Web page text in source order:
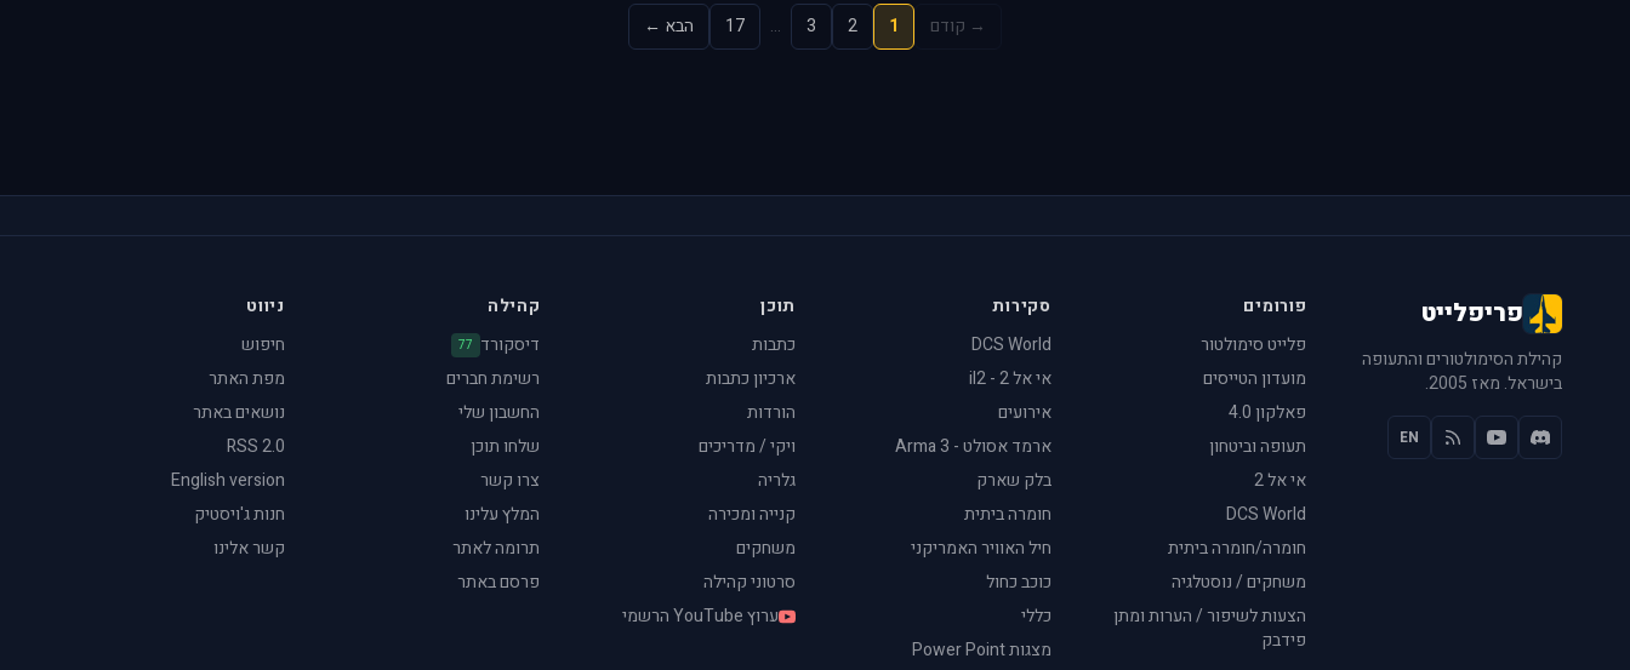
→ קודם 1
2
3
…
17 הבא ←
פריפלייט
קהילת הסימולטורים והתעופה
בישראל. מאז 2005.
EN
פורומים
פלייט סימולטור
מועדון הטייסים
פאלקון 4.0
תעופה וביטחון
אי אל 2
DCS World
חומרה/חומרה ביתית
משחקים / נוסטלגיה
הצעות לשיפור / הערות ומתן
פידבק
סקירות
DCS World
אי אל 2 - il2
אירועים
ארמד אסולט - Arma 3
בלק שארק
חומרה ביתית
חיל האוויר האמריקני
כוכב כחול
כללי
מצגות Power Point
תוכן
כתבות
ארכיון כתבות
הורדות
ויקי / מדריכים
גלריה
קנייה ומכירה
משחקים
סרטוני קהילה
ערוץ YouTube הרשמי
קהילה
דיסקורד 77
רשימת חברים
החשבון שלי
שלחו תוכן
צרו קשר
המלץ עלינו
תרומה לאתר
פרסם באתר
ניווט
חיפוש
מפת האתר
נושאים באתר
RSS 2.0
English version
חנות ג'ויסטיק
קשר אלינו